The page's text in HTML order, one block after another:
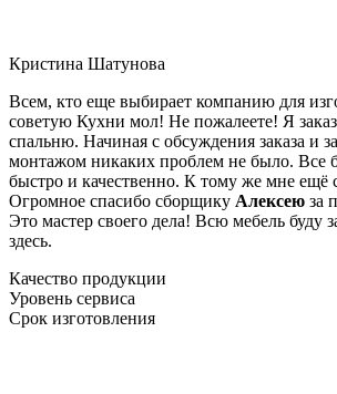
Кристина Шатунова
Всем, кто еще выбирает компанию для
советую Кухни мол! Не пожалеете! Я
спальню. Начиная с обсуждения заказа и
монтажом никаких проблем не было. Все
быстро и качественно. К тому же мне ещё
Огромное спасибо сборщику Алексею за
Это мастер своего дела! Всю мебель буду
здесь.
Качество продукции
Уровень сервиса
Срок изготовления